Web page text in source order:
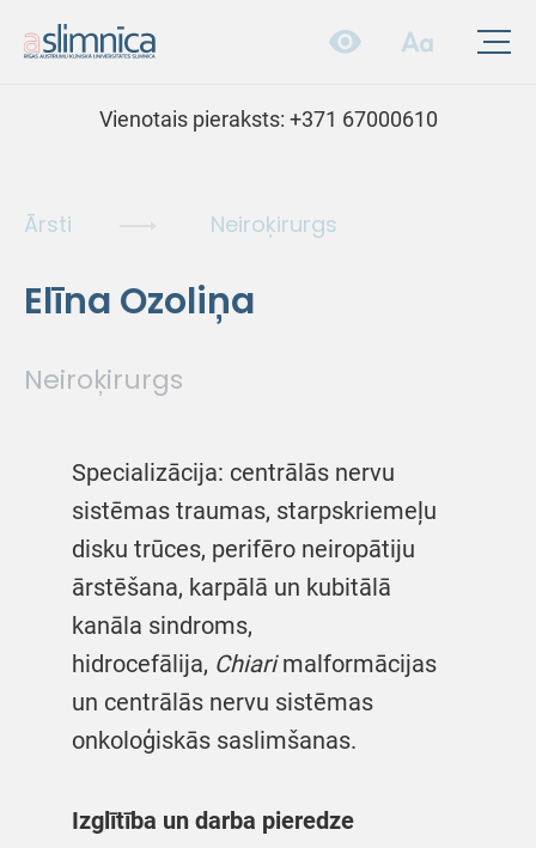
Vienotais pieraksts: +371 67000610
Ārsti Neiroķirurgs
Elīna Ozoliņa
Neiroķirurgs
Specializācija: centrālās nervu
sistēmas traumas, starpskriemeļu
disku trūces, perifēro neiropātiju
ārstēšana, karpālā un kubitālā
kanāla sindroms,
hidrocefālija, Chiarimalformācijas
un centrālās nervu sistēmas
onkoloģiskās saslimšanas.
Izglītība un darba pieredze